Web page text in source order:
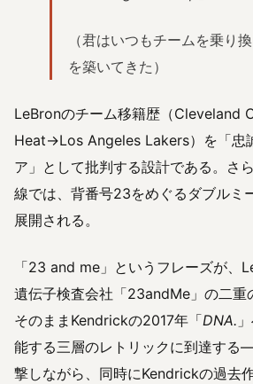
（君はいつもチームを乗り
を築いてきた）
LeBronのチーム移籍歴（Cleveland
Heat→Los Angeles Lakers）を「忠
ア」として批判する設計である。さ
線では、背番号23をめぐるダブルミ
展開される。
「23 and me」というフレーズが、
遺伝子検査会社「23andMe」の二重
そのままKendrickの2017年「DNA.
能する三層のレトリックに到達す
撃しながら、同時にKendrickの過去